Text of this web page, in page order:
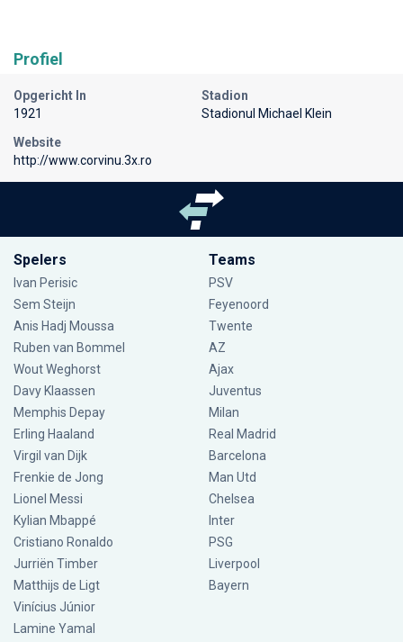
Profiel
Opgericht In
1921
Stadion
Stadionul Michael Klein
Website
http://www.corvinu.3x.ro
Spelers
Ivan Perisic
Sem Steijn
Anis Hadj Moussa
Ruben van Bommel
Wout Weghorst
Davy Klaassen
Memphis Depay
Erling Haaland
Virgil van Dijk
Frenkie de Jong
Lionel Messi
Kylian Mbappé
Cristiano Ronaldo
Jurriën Timber
Matthijs de Ligt
Vinícius Júnior
Lamine Yamal
Teams
PSV
Feyenoord
Twente
AZ
Ajax
Juventus
Milan
Real Madrid
Barcelona
Man Utd
Chelsea
Inter
PSG
Liverpool
Bayern